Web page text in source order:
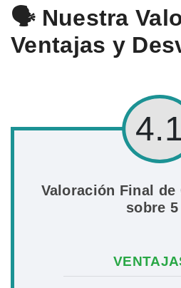
🗣️ Nuestra
Ventajas y
Valoración Final de
sobre 5